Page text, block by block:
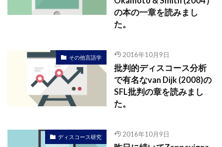
の本の一章を読みまし
た。
その他言語学 2016年10月9日
批判的ディスコース分析
で有名なvan Dijk (2008)の
SFL批判の章を読みまし
た。
ディスコース研究 2016年10月9日